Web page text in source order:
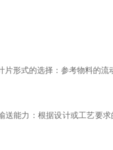
式的选择：参考物料的流
能力：根据设计或工艺要求